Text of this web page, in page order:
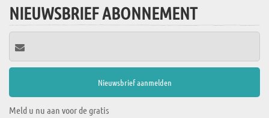
NIEUWSBRIEF ABONNEMENT
Meld u nu aan voor de gratis